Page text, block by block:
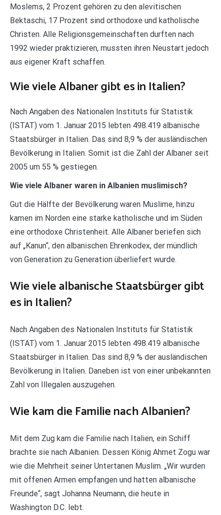
Moslems, 2 Prozent gehören zu den alevitischen
Bektaschi, 17 Prozent sind orthodoxe und katholische
Christen. Alle Religionsgemeinschaften durften nach
1992 wieder praktizieren, mussten ihren Neustart jedoch
aus eigener Kraft schaffen.
Wie viele Albaner gibt es in Italien?
Nach Angaben des Nationalen Instituts für Statistik
(ISTAT) vom 1. Januar 2015 lebten 498.419 albanische
Staatsbürger in Italien. Das sind 8,9 % der ausländischen
Bevölkerung in Italien. Somit ist die Zahl der Albaner seit
2005 um 55 % gestiegen.
Wie viele Albaner waren in Albanien muslimisch?
Gut die Hälfte der Bevölkerung waren Muslime, hinzu
kamen im Norden eine starke katholische und im Süden
eine orthodoxe Christenheit. Alle Albaner beriefen sich
auf „Kanun“, den albanischen Ehrenkodex, der mündlich
von Generation zu Generation überliefert wurde.
Wie viele albanische Staatsbürger gibt
es in Italien?
Nach Angaben des Nationalen Instituts für Statistik
(ISTAT) vom 1. Januar 2015 lebten 498.419 albanische
Staatsbürger in Italien. Das sind 8,9 % der ausländischen
Bevölkerung in Italien. Daneben ist von einer unbekannten
Zahl von Illegalen auszugehen.
Wie kam die Familie nach Albanien?
Mit dem Zug kam die Familie nach Italien, ein Schiff
brachte sie nach Albanien. Dessen König Ahmet Zogu war
wie die Mehrheit seiner Untertanen Muslim. „Wir wurden
mit offenen Armen empfangen und hatten albanische
Freunde“, sagt Johanna Neumann, die heute in
Washington D.C. lebt.